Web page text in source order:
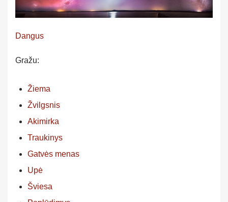
Dangus
Gražu:
Žiema
Žvilgsnis
Akimirka
Traukinys
Gatvės menas
Upė
Šviesa